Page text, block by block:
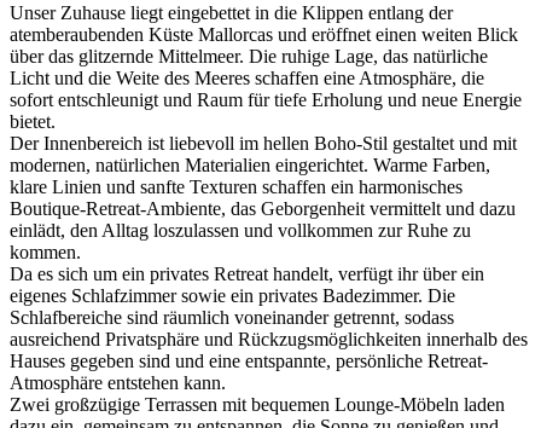
Unser Zuhause liegt eingebettet in die Klippen entlang der
atemberaubenden Küste Mallorcas und eröffnet einen weiten Blick
über das glitzernde Mittelmeer. Die ruhige Lage, das natürliche
Licht und die Weite des Meeres schaffen eine Atmosphäre, die
sofort entschleunigt und Raum für tiefe Erholung und neue Energie
bietet.
Der Innenbereich ist liebevoll im hellen Boho-Stil gestaltet und mit
modernen, natürlichen Materialien eingerichtet. Warme Farben,
klare Linien und sanfte Texturen schaffen ein harmonisches
Boutique-Retreat-Ambiente, das Geborgenheit vermittelt und dazu
einlädt, den Alltag loszulassen und vollkommen zur Ruhe zu
kommen.
Da es sich um ein privates Retreat handelt, verfügt ihr über ein
eigenes Schlafzimmer sowie ein privates Badezimmer. Die
Schlafbereiche sind räumlich voneinander getrennt, sodass
ausreichend Privatsphäre und Rückzugsmöglichkeiten innerhalb des
Hauses gegeben sind und eine entspannte, persönliche Retreat-
Atmosphäre entstehen kann.
Zwei großzügige Terrassen mit bequemen Lounge-Möbeln laden